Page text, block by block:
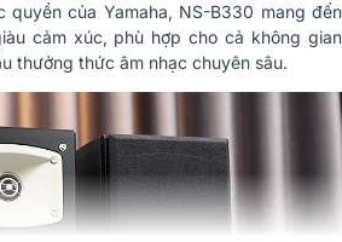
183 x 320 x 267 mm
6,1 kg
Công ty TNHH Âm Nhạc Yamaha
Việt Nam
quyền của Yamaha, NS-B330 mang đến
cảm xúc, phù hợp cho cả không gian
thưởng thức âm nhạc chuyên sâu.